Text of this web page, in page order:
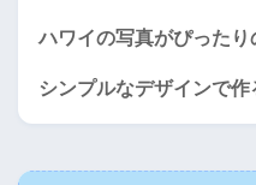
ハワイの写真がぴった
シンプルなデザインで